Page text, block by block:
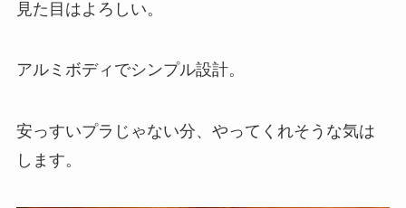
見た目はよろしい。
アルミボディでシンプル設計。
安っすいプラじゃない分、やってくれそうな気は
します。